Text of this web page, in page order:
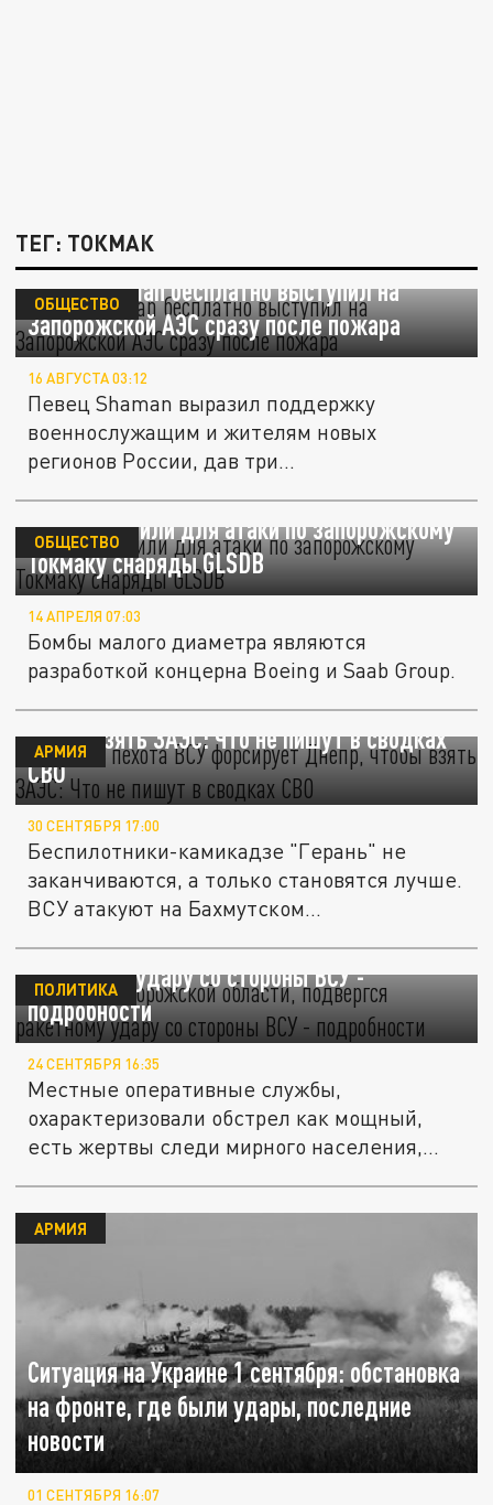
ТЕГ: ТОКМАК
Певец Shaman бесплатно выступил на
Запорожской АЭС сразу после пожара
ОБЩЕСТВО
16 АВГУСТА 03:12
Певец Shaman выразил поддержку
военнослужащим и жителям новых
регионов России, дав три
ВСУ применили для атаки по запорожскому
Токмаку снаряды GLSDB
ОБЩЕСТВО
14 АПРЕЛЯ 07:03
Бомбы малого диаметра являются
разработкой концерна Boeing и Saab Group.
Морская пехота ВСУ форсирует Днепр,
чтобы взять ЗАЭС: Что не пишут в сводках
СВО
АРМИЯ
30 СЕНТЯБРЯ 17:00
Беспилотники-камикадзе "Герань" не
заканчиваются, а только становятся лучше.
ВСУ атакуют на Бахмутском...
Токмак, Запорожской области, подвергся
ракетному удару со стороны ВСУ -
подробности
ПОЛИТИКА
24 СЕНТЯБРЯ 16:35
Местные оперативные службы,
охарактеризовали обстрел как мощный,
есть жертвы следи мирного населения,
Ситуация на Украине 1 сентября: обстановка
на фронте, где были удары, последние
новости
АРМИЯ
01 СЕНТЯБРЯ 16:07